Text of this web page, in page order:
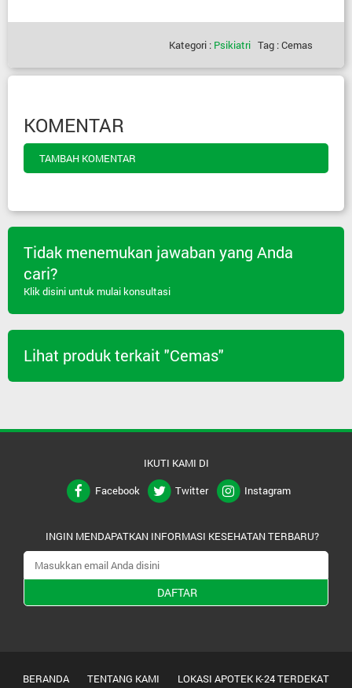
Kategori : Psikiatri Tag : Cemas
KOMENTAR
TAMBAH KOMENTAR
Tidak menemukan jawaban yang Anda
cari?
Klik disini untuk mulai konsultasi
Lihat produk terkait "Cemas"
IKUTI KAMI DI
Facebook
Twitter Instagram
INGIN MENDAPATKAN INFORMASI KESEHATAN TERBARU?
DAFTAR
BERANDA TENTANG KAMI LOKASI APOTEK K-24 TERDEKAT